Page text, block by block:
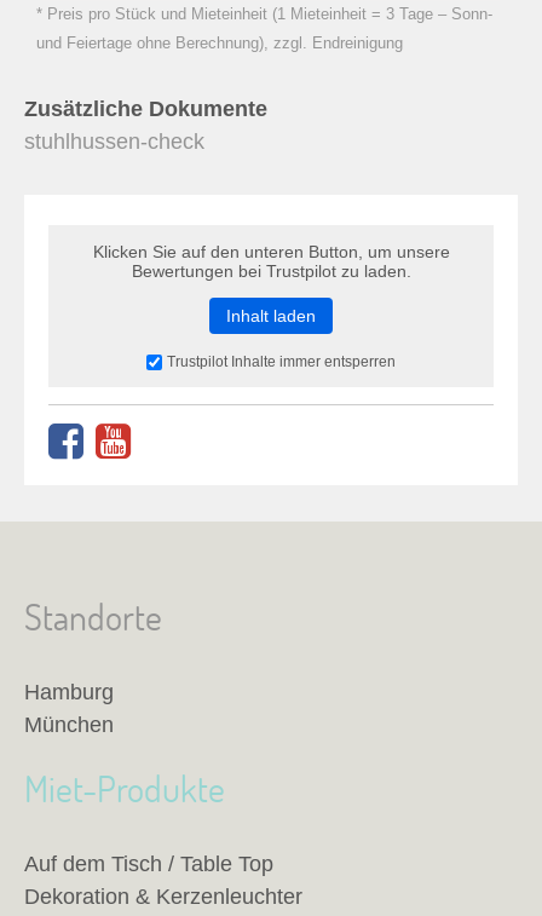
zu Warenkorb hinzugefügt.
* Preis pro Stück und Mieteinheit (1 Mieteinheit = 3 Tage – Sonn-
und Feiertage ohne Berechnung), zzgl. Endreinigung
Zusätzliche Dokumente
stuhlhussen-check
Klicken Sie auf den unteren Button, um unsere
Bewertungen bei Trustpilot zu laden.
Inhalt laden
Trustpilot Inhalte immer entsperren
Standorte
Hamburg
München
Miet-Produkte
Auf dem Tisch / Table Top
Dekoration & Kerzenleuchter